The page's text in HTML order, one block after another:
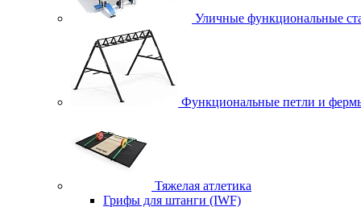
Уличные функциональные
Функциональные петли и
Тяжелая атлетика
Грифы для штанги (IWF)